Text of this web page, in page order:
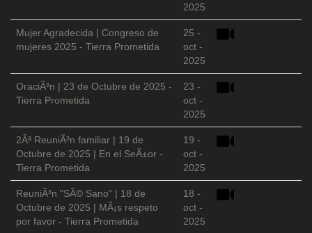
2025
Mujer Agradecida | Congreso de
mujeres 2025 - Tierra Prometida
25 -
oct -
2025
OraciÃ³n | 23 de Octubre de 2025 -
Tierra Prometida
23 -
oct -
2025
2Âª ReuniÃ³n familiar | 19 de
Octubre de 2025 | En el SeÃ±or -
Tierra Prometida
19 -
oct -
2025
ReuniÃ³n "SÃ© Sano" | 18 de
Octubre de 2025 | MÃ¡s respeto
por favor - Tierra Prometida
18 -
oct -
2025